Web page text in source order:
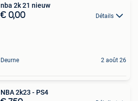
nba 2k 21 nieuw
€ 0,00 Détails
Deurne 2 août 26
NBA 2k23 - PS4